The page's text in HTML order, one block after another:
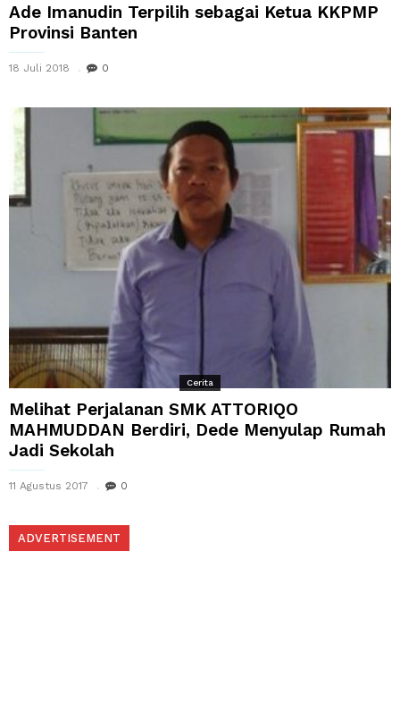
Ade Imanudin Terpilih sebagai Ketua KKPMP
Provinsi Banten
18 Juli 2018 0
Cerita
Melihat Perjalanan SMK ATTORIQO
MAHMUDDAN Berdiri, Dede Menyulap Rumah
Jadi Sekolah
11 Agustus 2017 0
ADVERTISEMENT